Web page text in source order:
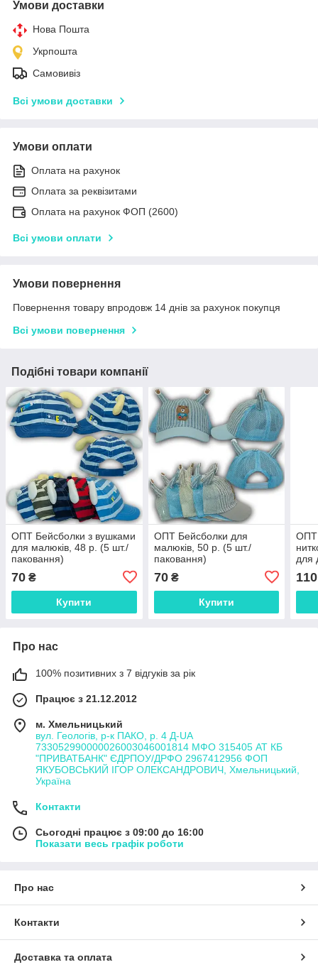
Умови доставки
Нова Пошта
Укрпошта
Самовивіз
Всі умови доставки
Умови оплати
Оплата на рахунок
Оплата за реквізитами
Оплата на рахунок ФОП (2600)
Всі умови оплати
Умови повернення
Повернення товару впродовж 14 днів за рахунок покупця
Всі умови повернення
Подібні товари компанії
ОПТ Бейсболки з вушками
для малюків, 48 р. (5 шт./
паковання)
70 ₴
Купити
ОПТ Бейсболки для
малюків, 50 р. (5 шт./
паковання)
70₴
Купити
ОПТ
для
110
Про нас
100% позитивних з 7 відгуків за рік
Працює з 21.12.2012
м. Хмельницький
вул. Геологів, р-к ПАКО, р. 4 Д-UA
733052990000026003046001814 МФО 315405 АТ КБ
"ПРИВАТБАНК" ЄДРПОУ/ДРФО 2967412956 ФОП
ЯКУБОВСЬКИЙ ІГОР ОЛЕКСАНДРОВИЧ, Хмельницький,
Україна
Контакти
Сьогодні працює з 09:00 до 16:00
Показати весь графік роботи
Про нас
Контакти
Доставка та оплата